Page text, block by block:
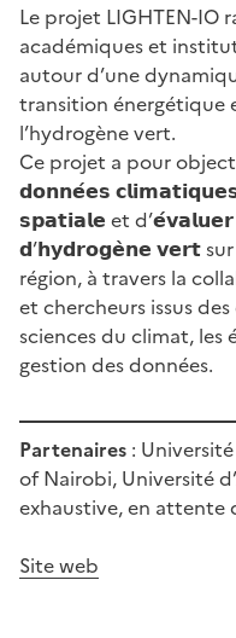
Le projet LIGHTEN-IO
académiques et
autour d’une
transition énergétique
l’hydrogène vert.
Ce projet a pour
𝗱𝗼𝗻𝗻𝗲́𝗲𝘀
𝘀𝗽𝗮𝘁𝗶𝗮𝗹𝗲 et
𝗱’𝗵𝘆𝗱𝗿𝗼𝗴𝗲̀𝗻𝗲 𝘃𝗲𝗿𝘁
région, à travers la
et chercheurs issus
sciences du climat, les
gestion des données.
Partenaires :
of Nairobi, Université
exhaustive, en attente
Site web